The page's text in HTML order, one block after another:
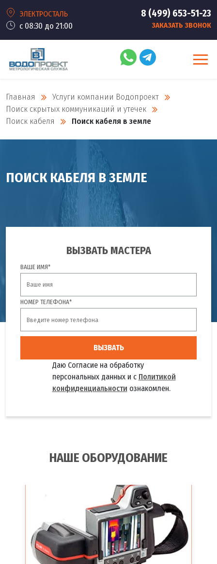
ЭЛЕКТРОСТАЛЬ
с 08:30 до 21:00
8 (499) 653-51-23
ЗАКАЗАТЬ ЗВОНОК
Главная
Услуги компании Водопроект
Поиск скрытых коммуникаций и утечек
Поиск кабеля
Поиск кабеля в земле
ПОИСК КАБЕЛЯ В ЗЕМЛЕ
ВЫЗВАТЬ МАСТЕРА
ВАШЕ ИМЯ*
НОМЕР ТЕЛЕФОНА*
ВЫЗВАТЬ
Даю Согласие на обработку
персональных данных и с Политикой
конфиденциальности ознакомлен.
НАШЕ ОБОРУДОВАНИЕ